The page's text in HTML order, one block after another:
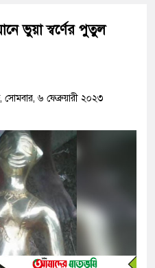
ভুয়া স্বর্ণের পুতুল
৬ ফেব্রুয়ারী ২০২৩